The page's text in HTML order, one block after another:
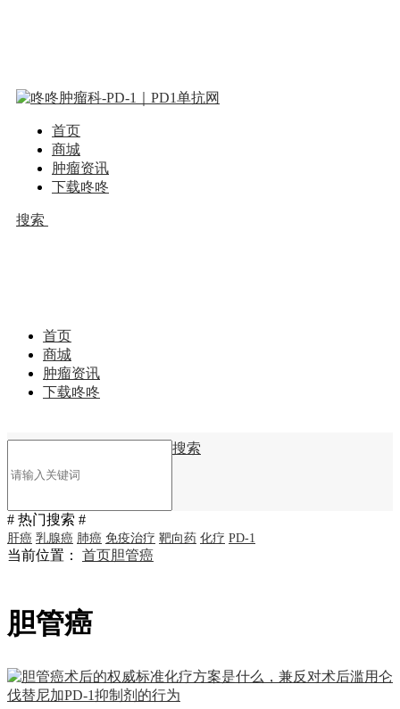
首页
商城
肿瘤资讯
下载咚咚
搜索
首页
商城
肿瘤资讯
下载咚咚
搜索
# 热门搜索 #
肝癌 乳腺癌 肺癌 免疫治疗 靶向药 化疗 PD-1
当前位置： 首页胆管癌
胆管癌